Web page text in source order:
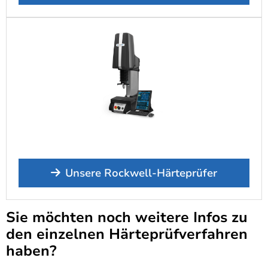
Unsere Rockwell-Härteprüfer
Sie möchten noch weitere Infos zu
den einzelnen Härteprüfverfahren
haben?